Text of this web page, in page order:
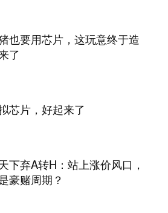
也要用芯片，这玩意终于造
了
芯片，好起来了
下弃A转H：站上涨价风口，
豪赌周期？